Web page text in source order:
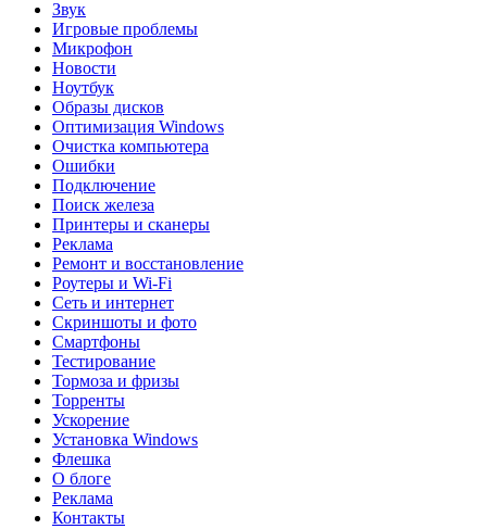
Звук
Игровые проблемы
Микрофон
Новости
Ноутбук
Образы дисков
Оптимизация Windows
Очистка компьютера
Ошибки
Подключение
Поиск железа
Принтеры и сканеры
Реклама
Ремонт и восстановление
Роутеры и Wi-Fi
Сеть и интернет
Скриншоты и фото
Смартфоны
Тестирование
Тормоза и фризы
Торренты
Ускорение
Установка Windows
Флешка
О блоге
Реклама
Контакты